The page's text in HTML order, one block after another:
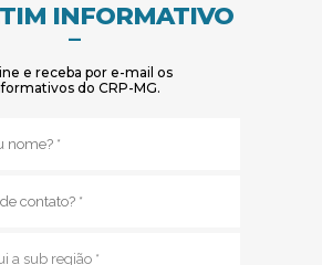
INFORMATIVO
–
e receba por e-mail os
do CRP-MG.
mail
região